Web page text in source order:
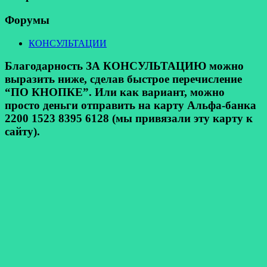
Форумы
КОНСУЛЬТАЦИИ
Благодарность ЗА КОНСУЛЬТАЦИЮ можно
выразить ниже, сделав быстрое перечисление
“ПО КНОПКЕ”. Или как вариант, можно
просто деньги отправить на карту Альфа-банка
2200 1523 8395 6128 (мы привязали эту карту к
сайту).